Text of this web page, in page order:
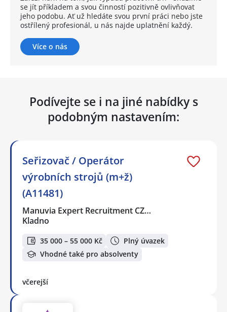
se jít příkladem a svou činností pozitivně ovlivňovat
jeho podobu. Ať už hledáte svou první práci nebo jste
ostřílený profesionál, u nás najde uplatnění každý.
Více o nás
Podívejte se i na jiné nabídky s
podobným nastavením:
Seřizovač / Operátor
výrobních strojů (m+ž)
(A11481)
Manuvia Expert Recruitment CZ…
Kladno
35 000 – 55 000 Kč
Plný úvazek
Vhodné také pro absolventy
včerejší